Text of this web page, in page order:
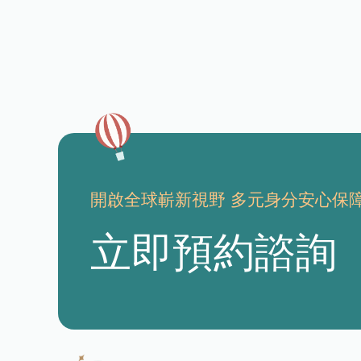
開啟全球嶄新視野 多元身分安心保
立即預約諮詢